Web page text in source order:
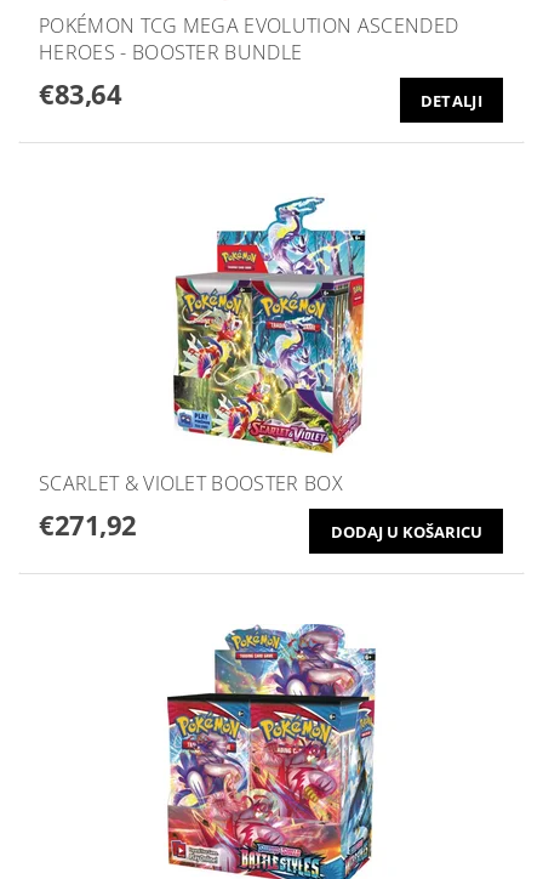
POKÉMON TCG MEGA EVOLUTION ASCENDED
HEROES - BOOSTER BUNDLE
€83,64 DETALJI
SCARLET & VIOLET BOOSTER BOX
€271,92